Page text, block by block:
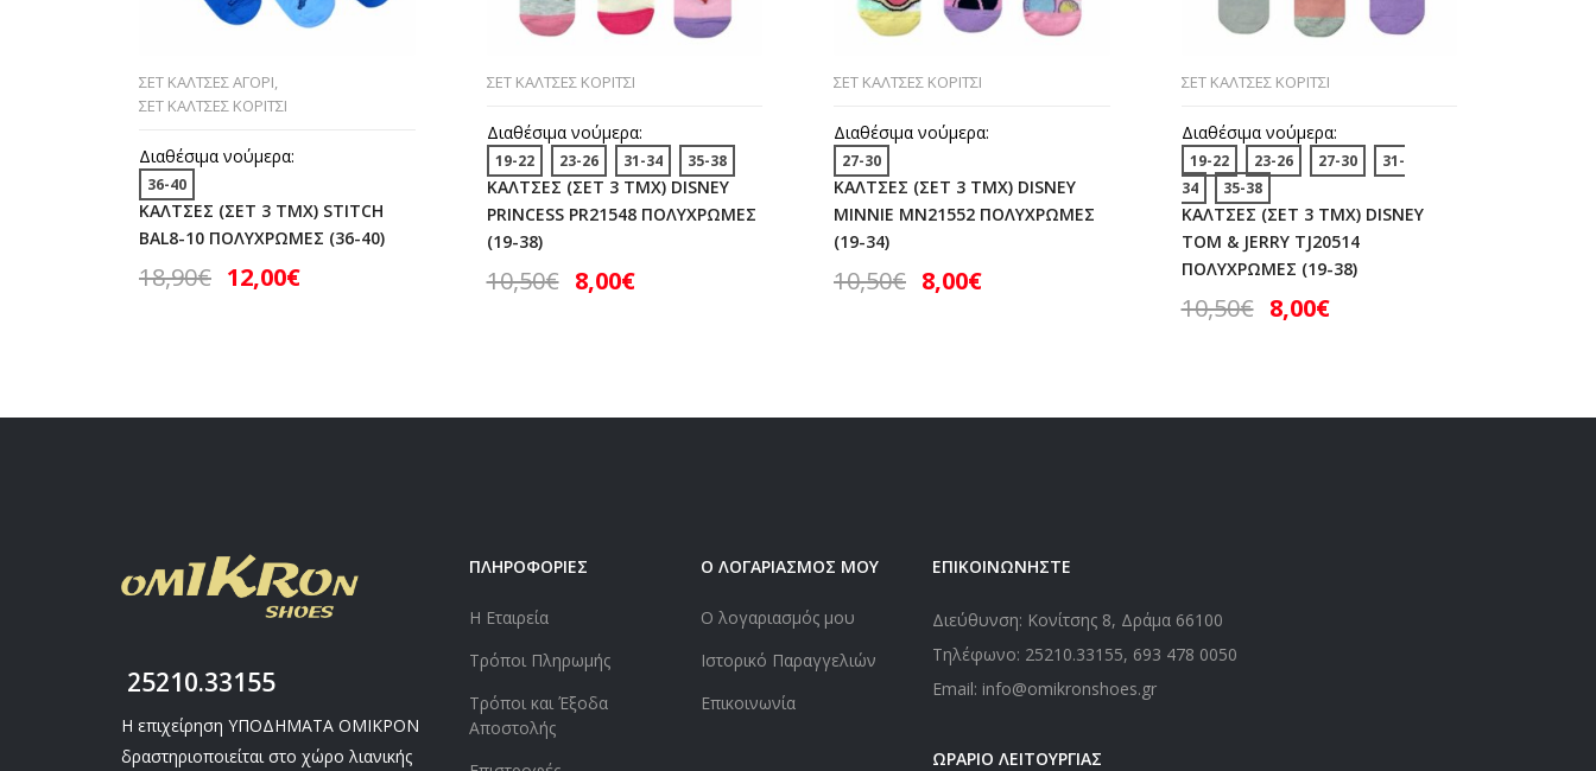
ΣΕΤ ΚΑΛΤΣΕΣ ΑΓΟΡΙ,
ΣΕΤ ΚΑΛΤΣΕΣ ΚΟΡΙΤΣΙ
Διαθέσιμα νούμερα:
36-40
ΚΑΛΤΣΕΣ (ΣΕΤ 3 ΤΜΧ) STITCH
BAL8-10 ΠΟΛΥΧΡΩΜΕΣ (36-40)
18,90€ 12,00€
ΣΕΤ ΚΑΛΤΣΕΣ ΚΟΡΙΤΣΙ
Διαθέσιμα νούμερα:
19-22 23-26 31-34 35-38
ΚΑΛΤΣΕΣ (ΣΕΤ 3 ΤΜΧ) DISNEY
PRINCESS PR21548 ΠΟΛΥΧΡΩΜΕΣ
(19-38)
10,50€ 8,00€
ΣΕΤ ΚΑΛΤΣΕΣ ΚΟΡΙΤΣΙ
Διαθέσιμα νούμερα:
27-30
ΚΑΛΤΣΕΣ (ΣΕΤ 3 ΤΜΧ) DISNEY
MINNIE MN21552 ΠΟΛΥΧΡΩΜΕΣ
(19-34)
10,50€ 8,00€
ΣΕΤ ΚΑΛΤΣΕΣ ΚΟΡΙΤΣΙ
Διαθέσιμα νούμερα:
19-22 23-26 27-30
31-
34
35-38
ΚΑΛΤΣΕΣ (ΣΕΤ 3 ΤΜΧ) DISNEY
TOM & JERRY TJ20514
ΠΟΛΥΧΡΩΜΕΣ (19-38)
10,50€ 8,00€
25210.33155
Η επιχείρηση ΥΠΟΔΗΜΑΤΑ ΟΜΙΚΡΟΝ
δραστηριοποιείται στο χώρο λιανικής
ΠΛΗΡΟΦΟΡΙΕΣ
Η Εταιρεία
Τρόποι Πληρωμής
Τρόποι και Έξοδα
Αποστολής
Ο ΛΟΓΑΡΙΑΣΜΟΣ ΜΟΥ
Ο λογαριασμός μου
Ιστορικό Παραγγελιών
Επικοινωνία
ΕΠΙΚΟΙΝΩΝΗΣΤΕ
Διεύθυνση: Κονίτσης 8, Δράμα 66100
Τηλέφωνο: 25210.33155, 693 478 0050
Email: info@omikronshoes.gr
ΩΡΑΡΙΟ ΛΕΙΤΟΥΡΓΙΑΣ